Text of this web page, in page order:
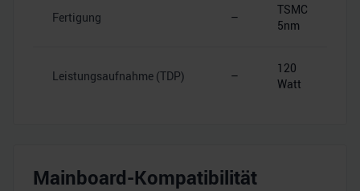
Fertigung –
TSMC
5nm
Leistungsaufnahme (TDP) –
120
Watt
Mainboard-Kompatibilität